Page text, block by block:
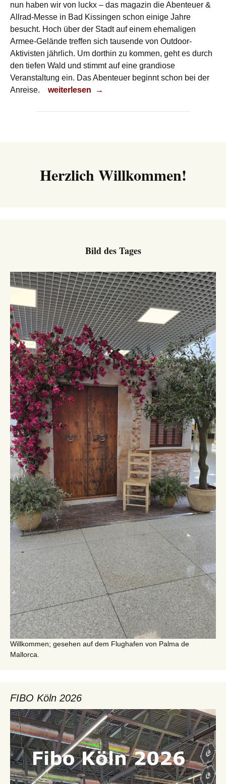
nun haben wir von luckx – das magazin die Abenteuer &
Allrad-Messe in Bad Kissingen schon einige Jahre
besucht. Hoch über der Stadt auf einem ehemaligen
Armee-Gelände treffen sich tausende von Outdoor-
Aktivisten jährlich. Um dorthin zu kommen, geht es durch
den tiefen Wald und stimmt auf eine grandiose
Veranstaltung ein. Das Abenteuer beginnt schon bei der
Anreise.
Auf verschlungenen Wegen
weiterlesen →
Herzlich Willkommen!
Bild des Tages
Willkommen; gesehen auf dem Flughafen von Palma de
Mallorca.
FIBO Köln 2026
Video-
Player